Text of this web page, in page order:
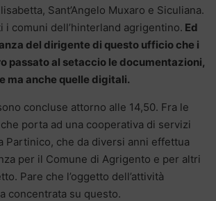
Sant’Angelo Muxaro e Siculiana.
i comuni dell’hinterland agrigentino. Ed
del dirigente di questo ufficio che i
passato al setaccio le documentazioni,
ma anche quelle digitali.
concluse attorno alle 14,50. Fra le
porta ad una cooperativa di servizi
Partinico, che da diversi anni effettua
per il Comune di Agrigento e per altri
Pare che l’oggetto dell’attività
concentrata su questo.